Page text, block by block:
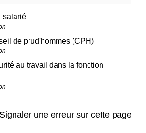
salarié
de prud'hommes (CPH)
au travail dans la fonction
Signaler une erreur sur cette page